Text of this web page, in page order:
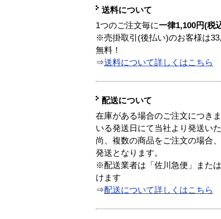
送料について
1つのご注文毎に一律1,100円(税
※売掛取引(後払い)のお客様は
無料！
⇒送料について詳しくはこちら
配送について
在庫がある場合のご注文につき
いる発送日にて当社より発送い
尚、複数の商品をご注文の場合
発送となります。
※配送業者は「佐川急便」また
けます
⇒配送について詳しくはこちら